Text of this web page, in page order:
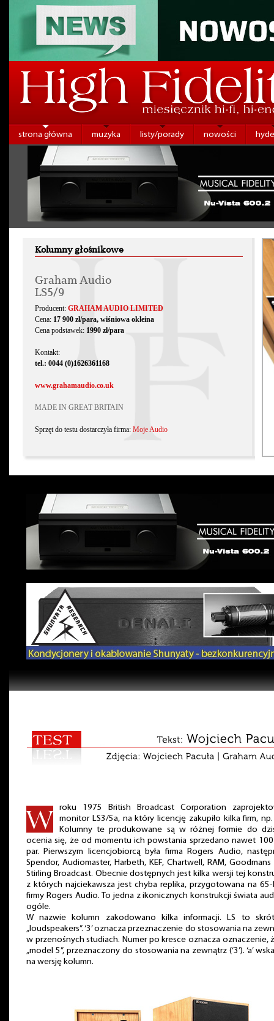
strona główna muzyka listy/porady nowości
Kolumny głośnikowe
Graham Audio
LS5/9
Producent: GRAHAM AUDIO LIMITED
Cena: 17 900 zł/para, wiśniowa okleina
Cena podstawek: 1990 zł/para
Kontakt:
tel.: 0044 (0)1626361168
www.grahamaudio.co.uk
MADE IN GREAT BRITAIN
Sprzęt do testu dostarczyła firma: Moje Audio
roku 1975 British Broadcast Corporation
monitor LS3/5a, na który licencję zakupiło kilka firm, np.
Kolumny te produkowane są w różnej formie do
ocenia się, że od momentu ich powstania sprzedano nawet
par. Pierwszym licencjobiorcą była firma Rogers Audio,
Spendor, Audiomaster, Harbeth, KEF, Chartwell, RAM, Goodmans
Stirling Broadcast. Obecnie dostępnych jest kilka wersji tej
z których najciekawsza jest chyba replika, przygotowana na
firmy Rogers Audio. To jedna z ikonicznych konstrukcji świata
ogóle.
W nazwie kolumn zakodowano kilka informacji. LS to
„loudspeakers”. ‘3’ oznacza przeznaczenie do stosowania na
w przenośnych studiach. Numer po kresce oznacza oznaczenie,
„model 5”, przeznaczony do stosowania na zewnątrz (‘3’). ‘a’
na wersję kolumn.